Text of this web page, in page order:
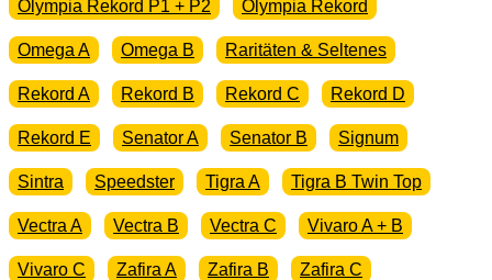
Olympia Rekord P1 + P2 Olympia Rekord
Omega A Omega B Raritäten & Seltenes
Rekord A Rekord B Rekord C Rekord D
Rekord E Senator A Senator B Signum
Sintra Speedster Tigra A Tigra B Twin Top
Vectra A Vectra B Vectra C Vivaro A + B
Vivaro C Zafira A Zafira B Zafira C